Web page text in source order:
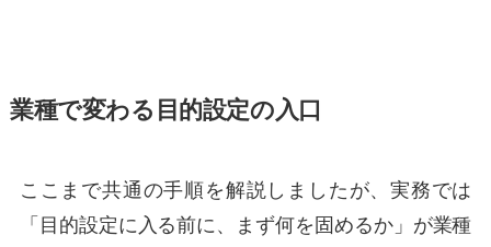
業種で変わる目的設定の入口
ここまで共通の手順を解説しましたが、実務では
「目的設定に入る前に、まず何を固めるか」が業種